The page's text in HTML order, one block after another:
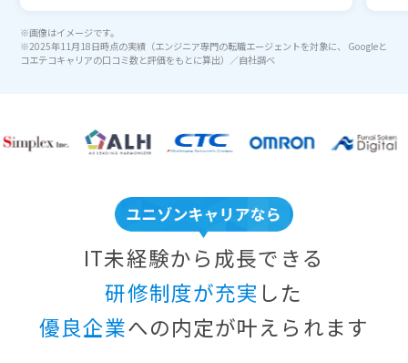
※画像はイメージです。
※2025年11月18日時点の実績（エンジニア専門の転職エージェントを対象に、 Googleと
コエテコキャリアの口コミ数と評価をもとに算出）／自社調べ
IT未経験から成長できる
研修制度が充実 した
優良企業への内定が叶えられます